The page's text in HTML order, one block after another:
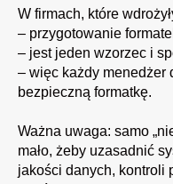
W firmach, które
– przygotowanie
– jest jeden wzorzec i
– więc każdy menedżer
bezpieczną formatkę.
Ważna uwaga: samo
mało, żeby uzasadnić
jakości danych, kontroli